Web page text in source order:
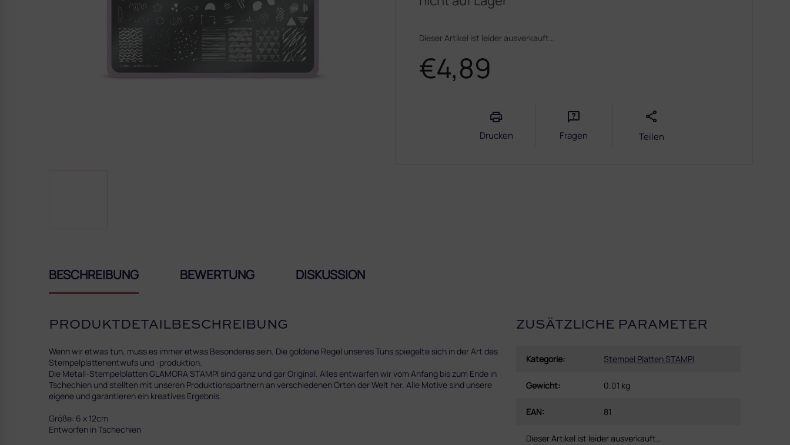
€4,89
Dieser Artikel ist leider ausverkauft…
Drucken Fragen Teilen
BESCHREIBUNG BEWERTUNG DISKUSSION
PRODUKTDETAILBESCHREIBUNG
Wenn wir etwas tun, muss es immer etwas Besonderes sein. Die goldene Regel unseres Tuns spiegelte sich in der Art des
Stempelplattenentwufs und -produktion.
Die Metall-Stempelplatten GLAMORA STAMPI sind ganz und gar Original. Alles entwarfen wir vom Anfang bis zum Ende in
Tschechien und stellten mit unseren Produktionspartnern an verschiedenen Orten der Welt her. Alle Motive sind unsere
eigene und garantieren ein kreatives Ergebnis.
Größe: 6 x 12cm
Entworfen in Tschechien
ZUSÄTZLICHE PARAMETER
Kategorie: Stempel Platten STAMPI
Gewicht: 0.01 kg
EAN: 81
Dieser Artikel ist leider ausverkauft…